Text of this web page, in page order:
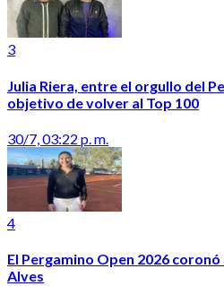
3
Julia Riera, entre el orgullo del
objetivo de volver al Top 100
30/7, 03:22 p. m.
4
El Pergamino Open 2026
Alves